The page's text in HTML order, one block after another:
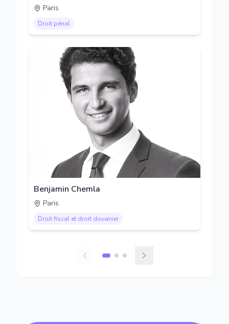
Paris
Droit pénal
Benjamin Chemla
Paris
Droit fiscal et droit douanier